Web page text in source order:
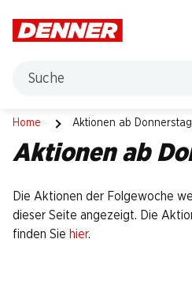
Home Aktionen ab Donnerstag
Aktionen ab
Bier
Die Aktionen der Folgewoche
dieser Seite angezeigt. Die
finden Sie hier.